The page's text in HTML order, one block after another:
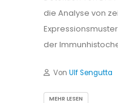
die Analyse von
der
Von Ulf Sengutta
MEHR LESEN